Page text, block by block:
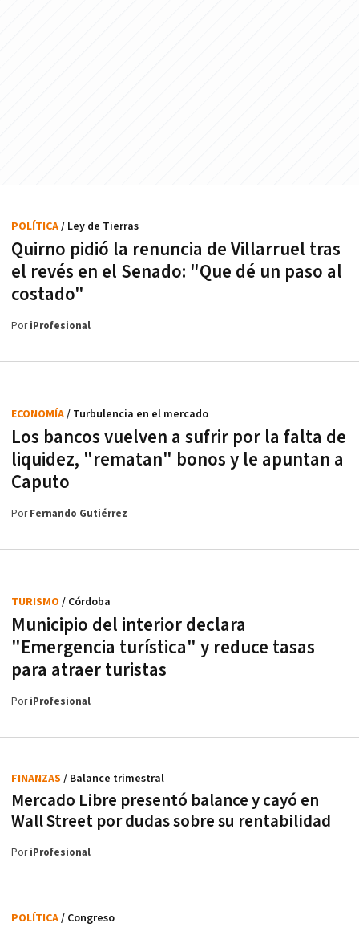
Quirno pidió la renuncia de Villarruel tras
el revés en el Senado: "Que dé un paso al
costado"
POLÍTICA/ Ley de Tierras
PoriProfesional
Los bancos vuelven a sufrir por la falta de
liquidez, "rematan" bonos y le apuntan a
Caputo
ECONOMÍA/ Turbulencia en el mercado
PorFernando Gutiérrez
Municipio del interior declara
"Emergencia turística" y reduce tasas
para atraer turistas
TURISMO / Córdoba
PoriProfesional
Mercado Libre presentó balance y cayó en
Wall Street por dudas sobre su rentabilidad
FINANZAS / Balance trimestral
PoriProfesional
POLÍTICA/ Congreso